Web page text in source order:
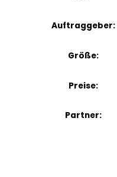
Auftraggeber:
Größe:
Preise:
Partner: